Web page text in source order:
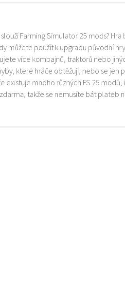
Farming Simulator 25 mods? Hra
můžete použít k upgradu původní
více kombajnů, traktorů nebo
které hráče obtěžují, nebo se jen
existuje mnoho různých FS 25 modů,
takže se nemusíte bát plateb